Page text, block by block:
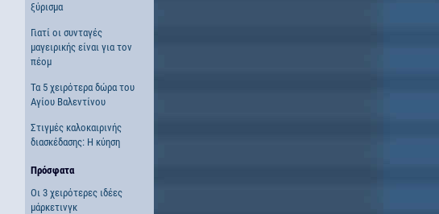
ξύρισμα
Γιατί οι συνταγές
μαγειρικής είναι για τον
πέομ
Τα 5 χειρότερα δώρα του
Αγίου Βαλεντίνου
Στιγμές καλοκαιρινής
διασκέδασης: Η κύηση
Πρόσφατα
Οι 3 χειρότερες ιδέες
μάρκετινγκ